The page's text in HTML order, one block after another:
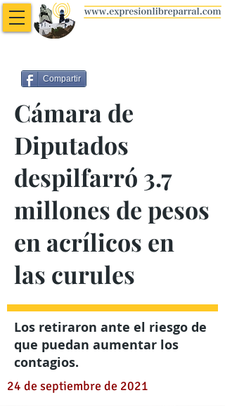
Compartir
Cámara de
Diputados
despilfarró 3.7
millones de pesos
en acrílicos en
las curules
Los retiraron ante el riesgo de
que puedan aumentar los
contagios.
24 de septiembre de 2021